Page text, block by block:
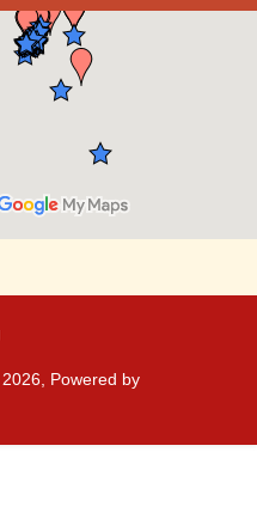
Powered by